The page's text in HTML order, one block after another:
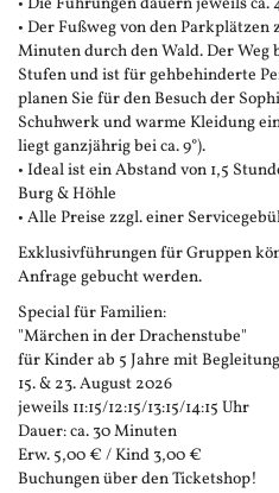
• Der Fußweg von den Parkplätzen
Minuten durch den Wald. Der Weg
Stufen und ist für gehbehinderte
planen Sie für den Besuch der
Schuhwerk und warme Kleidung
liegt ganzjährig bei ca. 9°).
• Ideal ist ein Abstand von 1,5
Burg & Höhle
• Alle Preise zzgl. einer
Exklusivführungen für Gruppen
Anfrage gebucht werden.
Special für Familien:
"Märchen in der Drachenstube"
für Kinder ab 5 Jahre mit Begleitung
15. & 23. August 2026
jeweils 11:15/12:15/13:15/14:15 Uhr
Dauer: ca. 30 Minuten
Erw. 5,00 € / Kind 3,00 €
Buchungen über den Ticketshop!